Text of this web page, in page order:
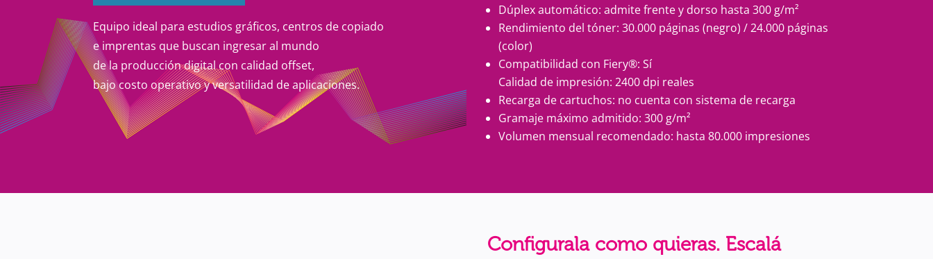
Equipo ideal para estudios gráficos, centros de copiado
e imprentas que buscan ingresar al mundo
de la producción digital con calidad offset,
bajo costo operativo y versatilidad de aplicaciones.
Dúplex automático: admite frente y dorso hasta 300 g/m²
Rendimiento del tóner: 30.000 páginas (negro) / 24.000 páginas
(color)
Compatibilidad con Fiery®: Sí
Calidad de impresión: 2400 dpi reales
Recarga de cartuchos: no cuenta con sistema de recarga
Gramaje máximo admitido: 300 g/m²
Volumen mensual recomendado: hasta 80.000 impresiones
Configurala como quieras. Escalá